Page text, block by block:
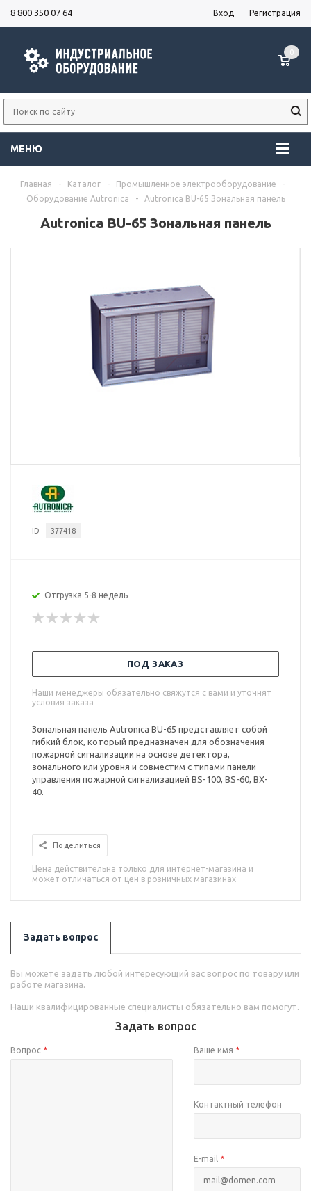
8 800 350 07 64 Вход Регистрация
МЕНЮ
0
Главная - Каталог - Промышленное электрооборудование
-
Оборудование Autronica
- Autronica BU-65 Зональная панель
Autronica BU-65 Зональная панель
ID 377418
Отгрузка 5-8 недель
ПОД ЗАКАЗ
Наши менеджеры обязательно свяжутся с вами и уточнят
условия заказа
Зональная панель Autronica BU-65 представляет собой
гибкий блок, который предназначен для обозначения
пожарной сигнализации на основе детектора,
зонального или уровня и совместим с типами панели
управления пожарной сигнализацией BS-100, BS-60, BX-
40.
Поделиться
Цена действительна только для интернет-магазина и
может отличаться от цен в розничных магазинах
Задать вопрос
Вы можете задать любой интересующий вас вопрос по товару или
работе магазина.
Наши квалифицированные специалисты обязательно вам помогут.
Задать вопрос
Вопрос * Ваше имя *
Контактный телефон
E-mail *